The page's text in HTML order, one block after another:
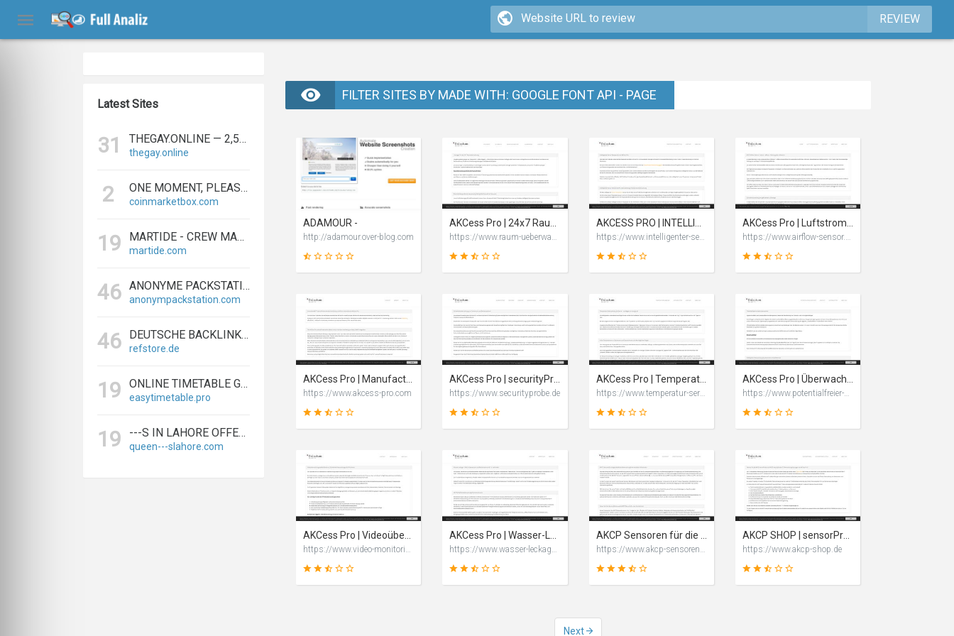
REVIEW
Latest Sites
31 THEGAY.ONLINE — 2,573 REFERRING DOMAINS | ED.COM
thegay.online
2 ONE MOMENT, PLEASE...
coinmarketbox.com
19 MARTIDE - CREW MANAGEMENT SOFTWARE & MARITIME RECRUITMENT
martide.com
46 ANONYME PACKSTATION KAUFEN - PAKETE ANONYM EMPFANGEN LEICHT GEMACHT
anonympackstation.com
46 DEUTSCHE BACKLINKS KAUFEN & VERKAUFEN - TEXTLINK MARKTPLATZ
refstore.de
19 ONLINE TIMETABLE GENERATOR | CREATE SCHEDULES IN MINUTES
easytimetable.pro
19 ---S IN LAHORE OFFERS BIGGEST & EXPERT LAHORE ---S AGENCY
queen---slahore.com
FILTER SITES BY MADE WITH: GOOGLE FONT API - PAGE
19
SCORE
ADAMOUR -
http://adamour.over-blog.com
49
SCORE
https://www.raum-ueberwachung.de
48
SCORE
https://www.intelligenter-sensor.de
48
https://www.airflow-sensor.de
51
SCORE
https://www.akcess-pro.com
51
SCORE
https://www.securityprobe.de
48
SCORE
AKCess Pro | Temperatur Ueberwachung der Server im Serverraum
https://www.temperatur-server.de
48
SCORE
https://www.potentialfreier-kontakt.de
https://www.video-monitoring.de https://www.wasser-leckage.de https://www.akcp-sensoren.de
AKCP SHOP | sensorProbe, securityProbe und AKCP Sensoren online kaufen
https://www.akcp-shop.de
Next